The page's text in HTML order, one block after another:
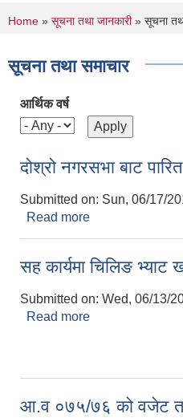
You are here
Home » सूचना तथा जानकारी» सूचना
सूचना तथा समाचार
आर्थिक वर्ष
दोश्रो नगरसभा बाट
Submitted on: Sun, 06/17/
Read more
सह कार्यमा चिलिङ
Submitted on: Wed, 06/13/
Read more
आ.व ०७५/७६ को वजेट तथा